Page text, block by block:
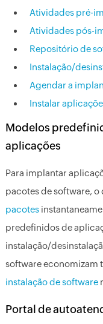
Atividades pré-
Atividades pós-
Repositório de
Instalação/
Agendar a
Instalar
Modelos
aplicações
Para implantar
pacotes de software,
pacotes
predefinidos de
instalação/
software economizam
instalação de software
Portal de